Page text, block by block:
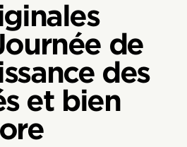
de
des
et bien